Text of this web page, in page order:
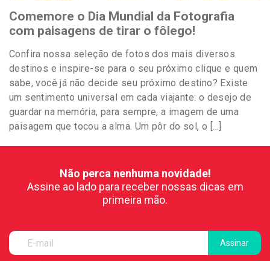
Comemore o Dia Mundial da Fotografia
com paisagens de tirar o fôlego!
Confira nossa seleção de fotos dos mais diversos
destinos e inspire-se para o seu próximo clique e quem
sabe, você já não decide seu próximo destino? Existe
um sentimento universal em cada viajante: o desejo de
guardar na memória, para sempre, a imagem de uma
paisagem que tocou a alma. Um pôr do sol, o […]
Não perca nenhuma novidade!
Assine ao lado para receber nossas dicas em
primeira mão.